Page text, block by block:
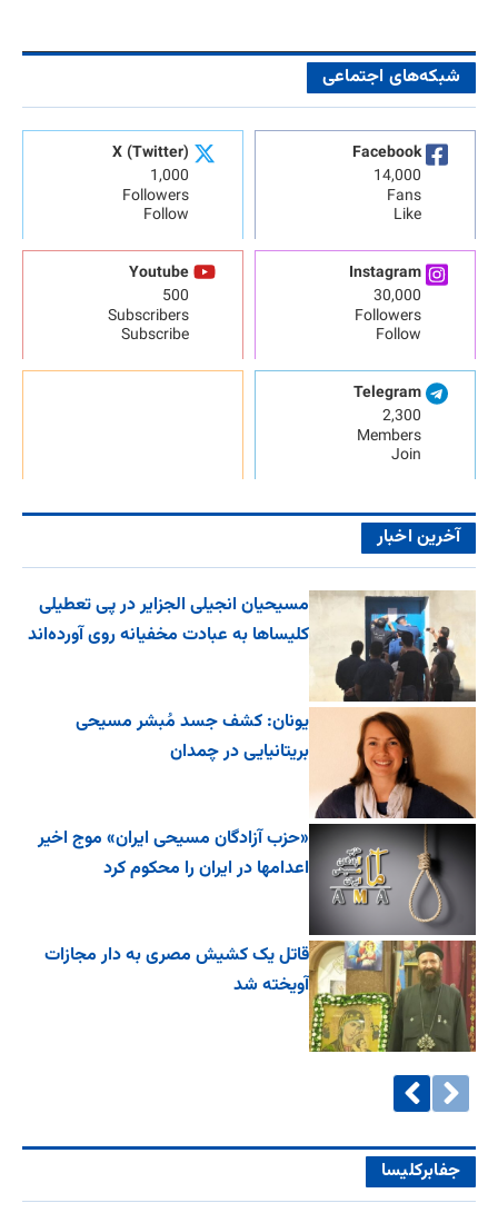
شبکه‌های اجتماعی
Facebook
14,000
Fans
Like
X (Twitter)
1,000
Followers
Follow
Instagram
30,000
Followers
Follow
Youtube
500
Subscribers
Subscribe
Telegram
2,300
Members
Join
آخرین اخبار
مسیحیان انجیلی الجزایر در پی تعطیلی
کلیساها به عبادت مخفیانه روی آورده‌اند
یونان: کشف جسد مُبشر مسیحی
بریتانیایی در چمدان
«حزب آزادگان مسیحی ایران» موج اخیر
اعدامها در ایران را محکوم کرد
قاتل یک کشیش مصری به دار مجازات
آویخته شد
جفا‌بر‌کلیسا